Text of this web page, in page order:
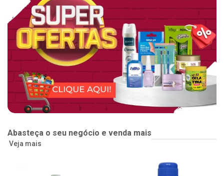
Abasteça o seu negócio e venda mais
Veja mais